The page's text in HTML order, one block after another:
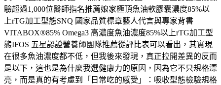
驗超過1,000位醫師指名推薦娘家極頂魚油軟膠囊濃度85%以
上rTG加工型態SNQ 國家品質標章藝人代言與專家背書
VITABOX®85% Omega3 高濃度魚油濃度85%以上rTG加工型
態IFOS 五星認證營養師團隊推薦從評比表可以看出，其實現
在很多魚油濃度都不低，但我後來發現，真正拉開差異的反而
是以下，這也是為什麼我選健康力的原因，因為它不只規格漂
亮，而是真的有考慮到「日常吃的感受」：吸收型態檢驗規格